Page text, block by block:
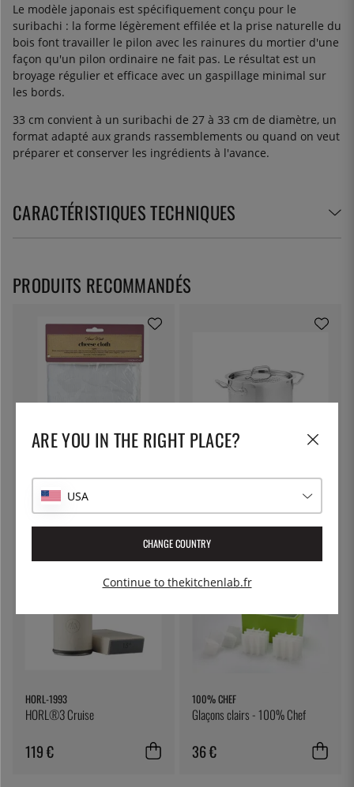
Le modèle japonais est spécifiquement conçu pour le
suribachi : la forme légèrement effilée et la prise naturelle du
bois font travailler le pilon avec les rainures du mortier d'une
façon qu'un pilon ordinaire ne fait pas. Le résultat est un
broyage régulier et efficace avec un gaspillage minimal sur
les bords.
33 cm convient à un suribachi de 27 à 33 cm de diamètre, un
format adapté aux grands rassemblements ou quand on veut
préparer et conserver les ingrédients à l'avance.
CARACTÉRISTIQUES TECHNIQUES
Toile à fromage, toile filtrante -
Kitchen Craft
7 €
Marmite à pâtes avec couvercle
verrouillable, 5 litres - Patina
55 €
HORL-1993
HORL®3 Cruise
119 €
100% CHEF
Glaçons clairs - 100% Chef
36 €
PRODUITS RECOMMANDÉS
ARE YOU IN THE RIGHT PLACE?
USA
CHANGE COUNTRY
Continue to thekitchenlab.fr